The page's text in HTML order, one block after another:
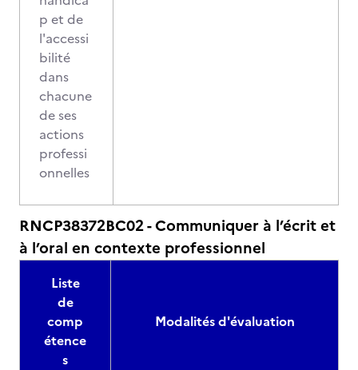
p et de
l'accessi
bilité
dans
chacune
de ses
actions
professi
onnelles
RNCP38372BC02 - Communiquer à l’écrit et
à l’oral en contexte professionnel
Liste
de
comp
étence
s
Modalités d'évaluation